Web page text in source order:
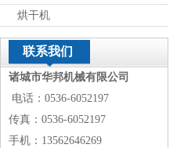
烘干机
联系我们
诸城市华邦机械有限公司
电话：0536-6052197
传真：0536-6052197
手机：13562646269